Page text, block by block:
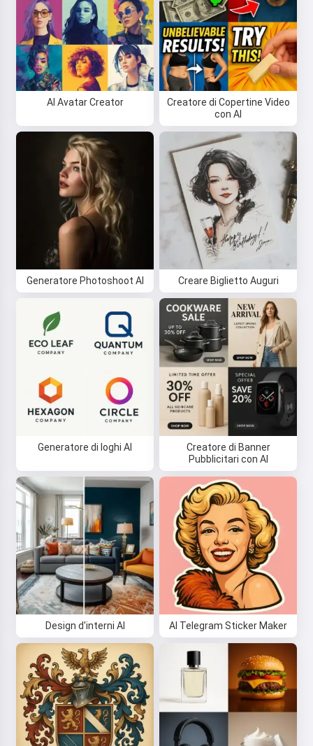
AI Avatar Creator
Creatore di Copertine Video
con AI
Generatore Photoshoot AI Creare Biglietto Auguri
Generatore di loghi AI
Creatore di Banner
Pubblicitari con AI
Design d'interni AI AI Telegram Sticker Maker
Ciao 👋
Posso creare canzoni, scrivere
poesie e auguri 🥰
Provalo
Accetto: Termini di Servizio
Politica sulla Privacy